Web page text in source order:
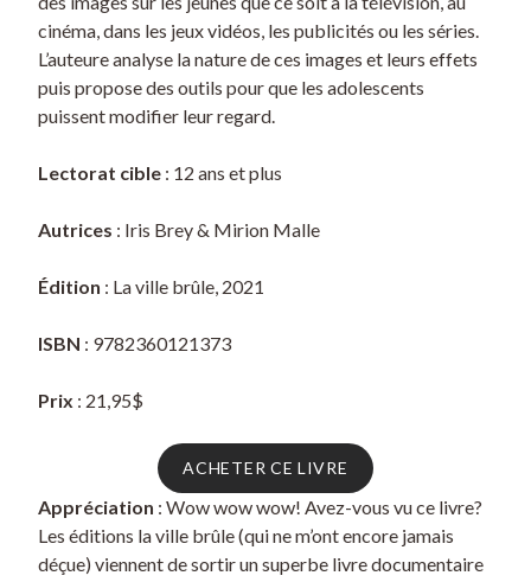
cinéma, dans les jeux vidéos, les publicités ou les séries.
L’auteure analyse la nature de ces images et leurs effets
puis propose des outils pour que les adolescents
puissent modifier leur regard.
Lectorat cible : 12 ans et plus
Autrices : Iris Brey & Mirion Malle
Édition : La ville brûle, 2021
ISBN : 9782360121373
Prix : 21,95$
ACHETER CE LIVRE
Appréciation : Wow wow wow! Avez-vous vu ce livre?
Les éditions la ville brûle (qui ne m’ont encore jamais
déçue) viennent de sortir un superbe livre documentaire